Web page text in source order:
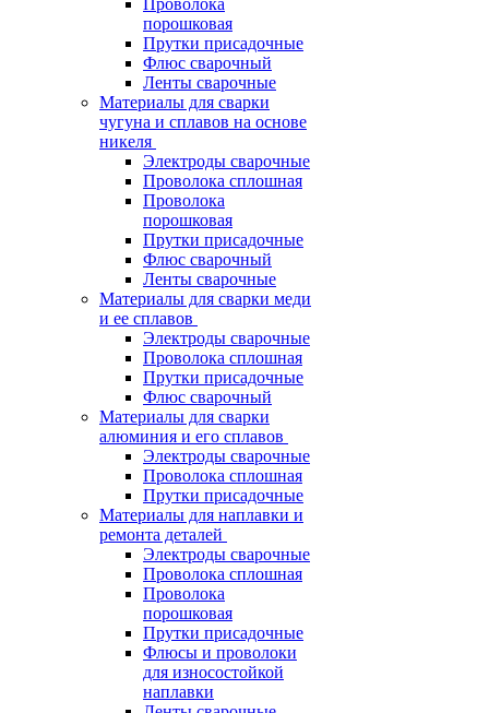
Проволока
порошковая
Прутки присадочные
Флюс сварочный
Ленты сварочные
Материалы для сварки
чугуна и сплавов на основе
никеля
Электроды сварочные
Проволока сплошная
Проволока
порошковая
Прутки присадочные
Флюс сварочный
Ленты сварочные
Материалы для сварки меди
и ее сплавов
Электроды сварочные
Проволока сплошная
Прутки присадочные
Флюс сварочный
Материалы для сварки
алюминия и его сплавов
Электроды сварочные
Проволока сплошная
Прутки присадочные
Материалы для наплавки и
ремонта деталей
Электроды сварочные
Проволока сплошная
Проволока
порошковая
Прутки присадочные
Флюсы и проволоки
для износостойкой
наплавки